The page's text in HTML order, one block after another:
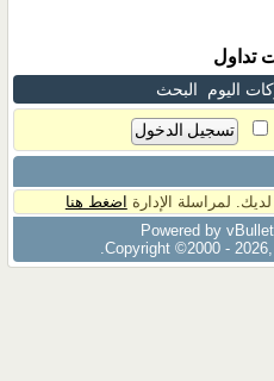
تداول
اليوم البحث
لمراسلة الإدارة اضغط هنا
Powered by
Copyright ©2000 -